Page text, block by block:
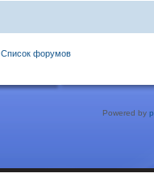
Список форумов
Powered by